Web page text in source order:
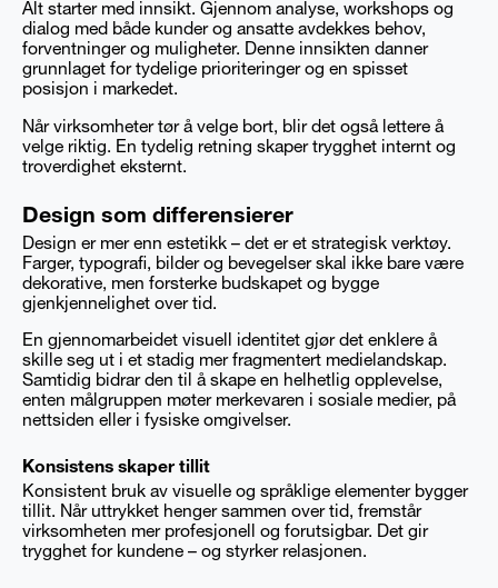
Alt starter med innsikt. Gjennom analyse, workshops og
dialog med både kunder og ansatte avdekkes behov,
forventninger og muligheter. Denne innsikten danner
grunnlaget for tydelige prioriteringer og en spisset
posisjon i markedet.
Når virksomheter tør å velge bort, blir det også lettere å
velge riktig. En tydelig retning skaper trygghet internt og
troverdighet eksternt.
Design som differensierer
Design er mer enn estetikk – det er et strategisk verktøy.
Farger, typografi, bilder og bevegelser skal ikke bare være
dekorative, men forsterke budskapet og bygge
gjenkjennelighet over tid.
En gjennomarbeidet visuell identitet gjør det enklere å
skille seg ut i et stadig mer fragmentert medielandskap.
Samtidig bidrar den til å skape en helhetlig opplevelse,
enten målgruppen møter merkevaren i sosiale medier, på
nettsiden eller i fysiske omgivelser.
Konsistens skaper tillit
Konsistent bruk av visuelle og språklige elementer bygger
tillit. Når uttrykket henger sammen over tid, fremstår
virksomheten mer profesjonell og forutsigbar. Det gir
trygghet for kundene – og styrker relasjonen.